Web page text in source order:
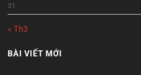
31
« Th3
BÀI VIẾT MỚI